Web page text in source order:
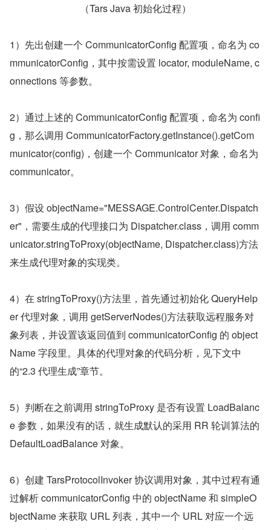
（Tars Java 初始化过程）
1）先出创建一个 CommunicatorConfig 配置项，命名为 co
mmunicatorConfig，其中按需设置 locator, moduleName, c
onnections 等参数。
2）通过上述的 CommunicatorConfig 配置项，命名为 confi
g，那么调用 CommunicatorFactory.getInstance().getCom
municator(config)，创建一个 Communicator 对象，命名为
communicator。
3）假设 objectName="MESSAGE.ControlCenter.Dispatch
er"，需要生成的代理接口为 Dispatcher.class，调用 comm
unicator.stringToProxy(objectName, Dispatcher.class)方法
来生成代理对象的实现类。
4）在 stringToProxy()方法里，首先通过初始化 QueryHelp
er 代理对象，调用 getServerNodes()方法获取远程服务对
象列表，并设置该返回值到 communicatorConfig 的 object
Name 字段里。具体的代理对象的代码分析，见下文中
的“2.3 代理生成”章节。
5）判断在之前调用 stringToProxy 是否有设置 LoadBalanc
e 参数，如果没有的话，就生成默认的采用 RR 轮训算法的
DefaultLoadBalance 对象。
6）创建 TarsProtocolInvoker 协议调用对象，其中过程有通
过解析 communicatorConfig 中的 objectName 和 simpleO
bjectName 来获取 URL 列表，其中一个 URL 对应一个远